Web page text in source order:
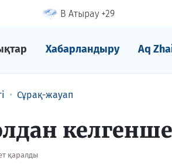
В Атырау +29
Хабарландыру Aq
Сұрақ-жауап
қаралды